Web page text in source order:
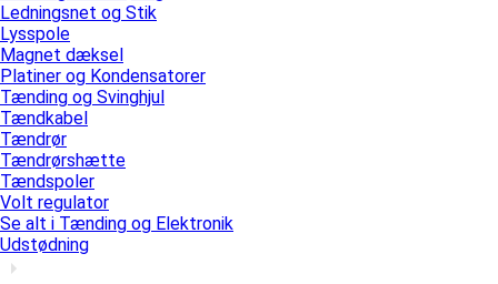
Ledningsnet og Stik
Lysspole
Magnet dæksel
Platiner og Kondensatorer
Tænding og Svinghjul
Tændkabel
Tændrør
Tændrørshætte
Tændspoler
Volt regulator
Se alt i Tænding og Elektronik
Udstødning